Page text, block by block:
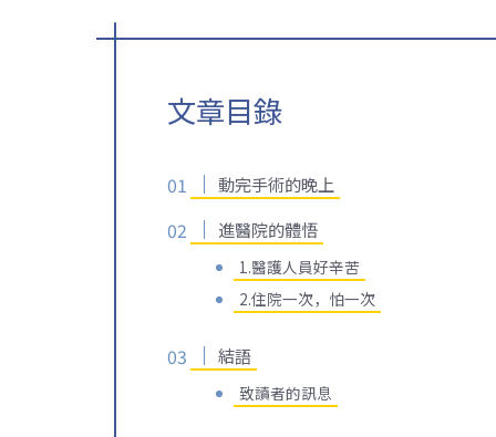
文章目錄
動完手術的晚上
進醫院的體悟
1.醫護人員好辛苦
2.住院一次，怕一次
結語
致讀者的訊息